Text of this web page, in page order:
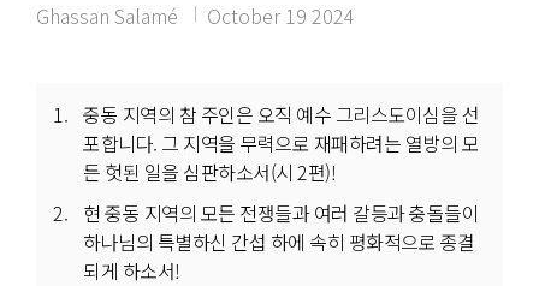
Ghassan Salamé October 19 2024
중동 지역의 참 주인은 오직 예수 그리스도이심을 선
포합니다. 그 지역을 무력으로 재패하려는 열방의 모
든 헛된 일을 심판하소서(시 2편)!
현 중동 지역의 모든 전쟁들과 여러 갈등과 충돌들이
하나님의 특별하신 간섭 하에 속히 평화적으로 종결
되게 하소서!